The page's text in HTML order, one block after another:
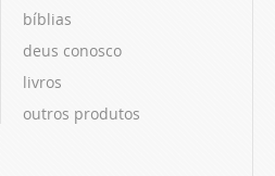
bíblias
deus conosco
livros
outros produtos